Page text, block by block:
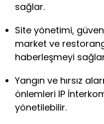
sağlar.
Site yönetimi,
market ve
haberleşmeyi
Yangın ve hırsız
önlemleri IP
yönetilebilir.